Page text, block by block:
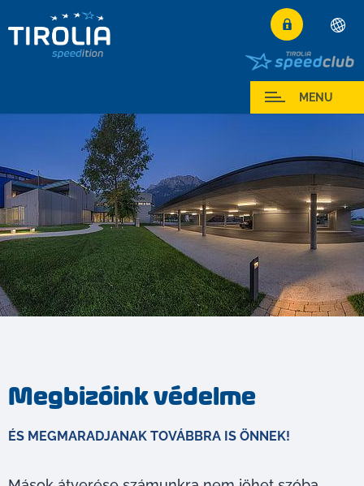
Deutsch
English
Français
Español
Polski
Česky
Magyar
Hrvatski
Română
MENU
Megbizóink védelme
ÉS MEGMARADJANAK TOVÁBBRA IS ÖNNEK!